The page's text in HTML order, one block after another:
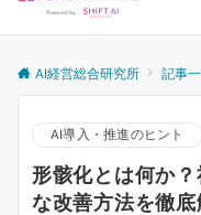
AI経営総合研究所 記事
AI導入・推進のヒント
形骸化とは何か
な改善方法を徹